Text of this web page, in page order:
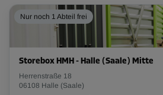
Nur noch 1 Abteil frei
Storebox HMH - Halle (Saale) Mitte
Herrenstraße 18
06108 Halle (Saale)